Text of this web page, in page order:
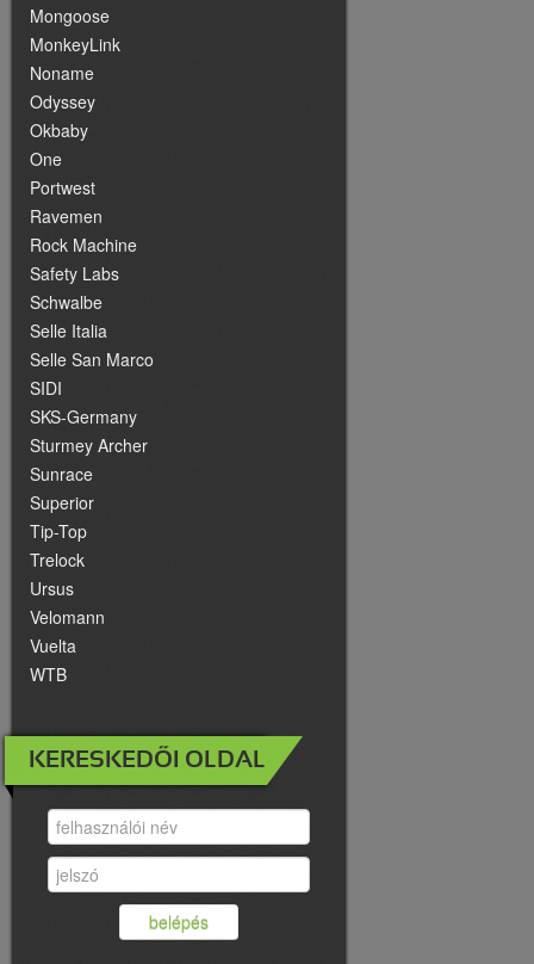
Mongoose
MonkeyLink
Noname
Odyssey
Okbaby
One
Portwest
Ravemen
Rock Machine
Safety Labs
Schwalbe
Selle Italia
Selle San Marco
SIDI
SKS-Germany
Sturmey Archer
Sunrace
Superior
Tip-Top
Trelock
Ursus
Velomann
Vuelta
WTB
KERESKEDŐI OLDAL
belépés